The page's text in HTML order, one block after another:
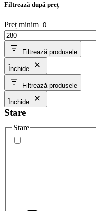
Filtrează după preț
Preț minim
Filtrează produsele
Închide
Filtrează produsele
Închide
Stare
Stare